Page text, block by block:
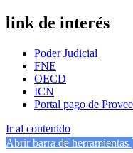
link de interés
Poder Judicial
FNE
OECD
ICN
Portal pago de
Ir al contenido
Abrir barra de herramientas